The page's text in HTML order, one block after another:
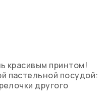
красивым принтом!
пастельной посудой:
другого